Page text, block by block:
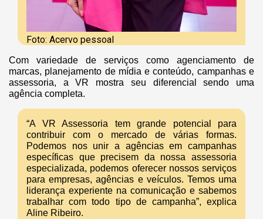
Foto: Acervo pessoal
Com variedade de serviços como agenciamento de
marcas, planejamento de mídia e conteúdo, campanhas e
assessoria, a VR mostra seu diferencial sendo uma
agência completa.
“A VR Assessoria tem grande potencial para
contribuir com o mercado de várias formas.
Podemos nos unir a agências em campanhas
específicas que precisem da nossa assessoria
especializada, podemos oferecer nossos serviços
para empresas, agências e veículos. Temos uma
liderança experiente na comunicação e sabemos
trabalhar com todo tipo de campanha”, explica
Aline Ribeiro.